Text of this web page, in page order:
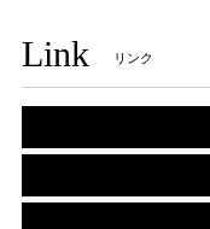
Link リンク